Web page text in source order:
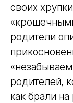
своих
родители
родителей,
как брали